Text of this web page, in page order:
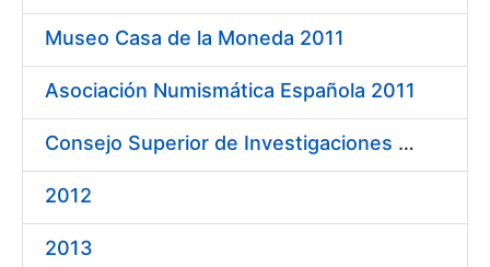
Museo Casa de la Moneda 2011
Asociación Numismática Española 2011
Consejo Superior de Investigaciones Científicas 2011
2012
2013